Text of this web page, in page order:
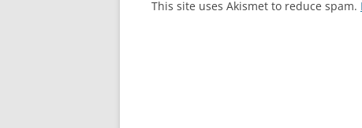
This site uses Akismet to reduce spam.